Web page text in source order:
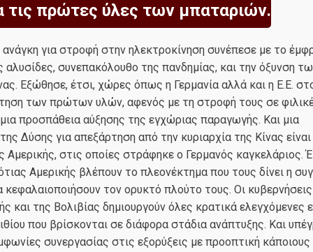
τις πρώτες ύλες των μπαταριών.
ανάγκη για στροφή στην ηλεκτροκίνηση συνέπεσε με το
αλυσίδες, συνεπακόλουθο της πανδημίας, και την όξυνση
Εξώθησε, έτσι, χώρες όπως η Γερμανία αλλά και η Ε.Ε.
των πρώτων υλών, αφενός με τη στροφή τους σε
προσπάθεια αύξησης της εγχώριας παραγωγής. Και μια
Δύσης για απεξάρτηση από την κυριαρχία της Κίνας
Αμερικής, στις οποίες στράφηκε ο Γερμανός καγκελάριος.
Αμερικής βλέπουν το πλεονέκτημα που τους δίνει η
κεφαλαιοποιήσουν τον ορυκτό πλούτο τους. Οι
και της Βολιβίας δημιουργούν όλες κρατικά ελεγχόμενες
που βρίσκονται σε διάφορα στάδια ανάπτυξης. Και
συνεργασίας στις εξορύξεις με προοπτική κάποιους